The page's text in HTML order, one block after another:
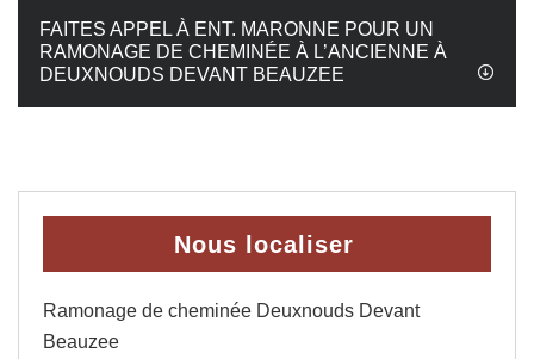
FAITES APPEL À ENT. MARONNE POUR UN
RAMONAGE DE CHEMINÉE À L’ANCIENNE À
DEUXNOUDS DEVANT BEAUZEE
Nous localiser
Ramonage de cheminée Deuxnouds Devant
Beauzee